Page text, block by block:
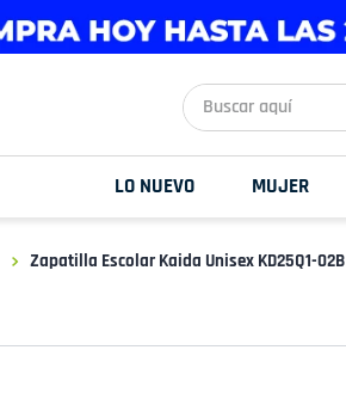
Buscar aquí
LO NUEVO MUJER
Zapatilla Escolar Kaida Unisex KD25Q1-02B